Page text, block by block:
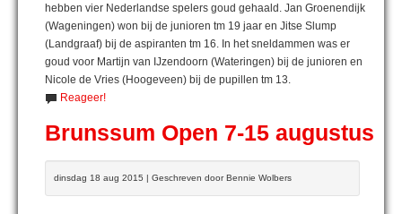
hebben vier Nederlandse spelers goud gehaald. Jan Groenendijk
(Wageningen) won bij de junioren tm 19 jaar en Jitse Slump
(Landgraaf) bij de aspiranten tm 16. In het sneldammen was er
goud voor Martijn van IJzendoorn (Wateringen) bij de junioren en
Nicole de Vries (Hoogeveen) bij de pupillen tm 13.
Reageer!
Brunssum Open 7-15 augustus
dinsdag 18 aug 2015 | Geschreven door Bennie Wolbers